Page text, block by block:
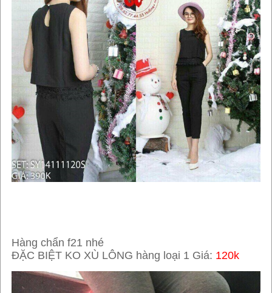
Hàng chẩn f21 nhé
ĐẶC BIỆT KO XÙ LÔNG hàng loại 1 Giá: 120k